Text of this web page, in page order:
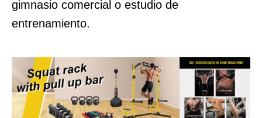
gimnasio comercial o estudio de
entrenamiento.